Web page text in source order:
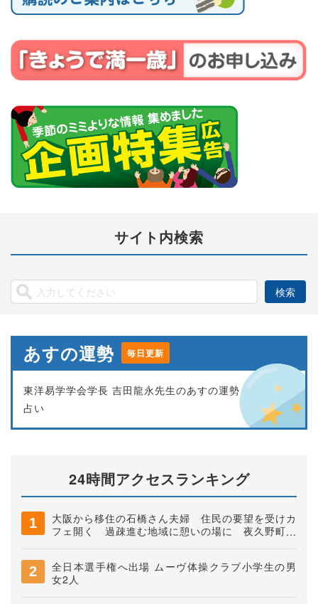
サイト内検索
あすの運勢 毎日更新
東洋易学学会学長 吉田龍永先生のあすの運勢
占い
24時間アクセスランキング
大阪から移住の石橋さん夫婦 住民の要望を受けカ
フェ開く 過疎進む地域に憩いの場に 夜久野町稲
全日本選手権へ出場 ムーヴ体操クラブ小学生の男
女2人